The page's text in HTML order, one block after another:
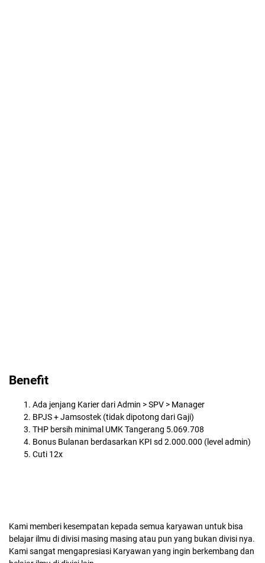
Benefit
Ada jenjang Karier dari Admin > SPV > Manager
BPJS + Jamsostek (tidak dipotong dari Gaji)
THP bersih minimal UMK Tangerang 5.069.708
Bonus Bulanan berdasarkan KPI sd 2.000.000 (level admin)
Cuti 12x
Kami memberi kesempatan kepada semua karyawan untuk bisa
belajar ilmu di divisi masing masing atau pun yang bukan divisi nya.
Kami sangat mengapresiasi Karyawan yang ingin berkembang dan